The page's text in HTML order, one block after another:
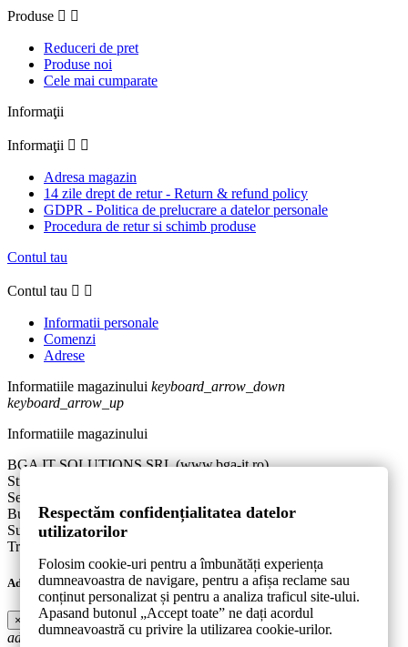
Produse  
Reduceri de pret
Produse noi
Cele mai cumparate
Informaţii
Informaţii  
Adresa magazin
14 zile drept de retur - Return & refund policy
GDPR - Politica de prelucrare a datelor personale
Procedura de retur si schimb produse
Contul tau
Contul tau  
Informatii personale
Comenzi
Adrese
Informatiile magazinului keyboard_arrow_down
keyboard_arrow_up
Informatiile magazinului
BGA IT SOLUTIONS SRL (www.bga-it.ro)
Str. Aurel Botea nr. 1A, bl. D24, Sc. 2, Et. 2, Apt. 21
Sector 3
Bucuresti
Suna-ne:0767.946.391
Trimite-ne un e-mail:
Adauga la produsele mele favorite.
×
add_circle_outlineCreeaza o noua lista de produse favorite
Respectăm confidențialitatea datelor
utilizatorilor
Folosim cookie-uri pentru a îmbunătăți experiența
dumneavoastra de navigare, pentru a afișa reclame sau
conținut personalizat și pentru a analiza traficul site-ului.
Apasand butonul „Accept toate” ne dați acordul
dumneavoastră cu privire la utilizarea cookie-urilor.